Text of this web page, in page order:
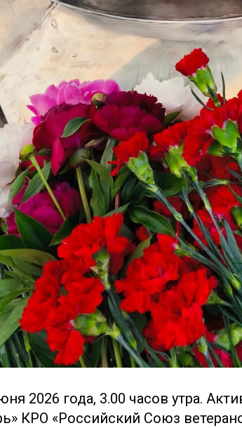
2026 года, 3.00 часов утра.
КРО «Российский Союз